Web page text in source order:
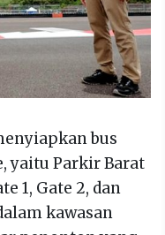
bus
yaitu Parkir Barat
1, Gate 2, dan
kawasan